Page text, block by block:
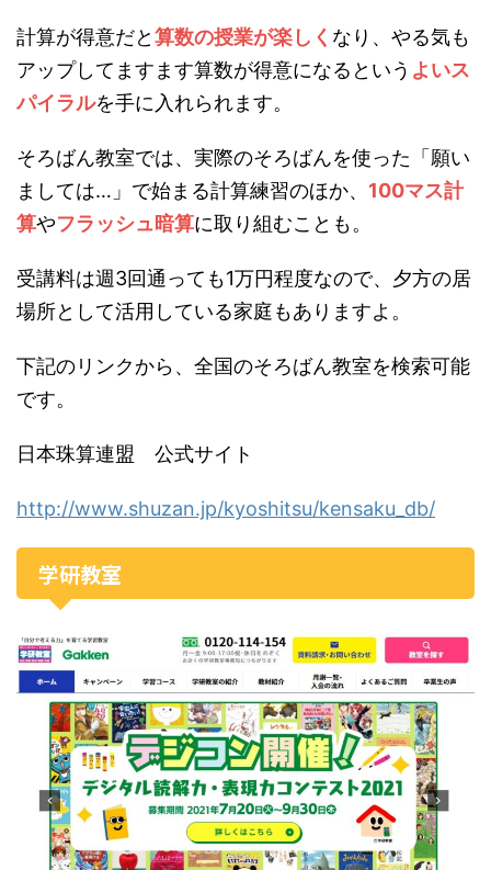
計算が得意だと算数の授業が楽しく なり、やる気も
アップしてますます算数が得意になるという よいス
パイラルを手に入れられます。
そろばん教室では、実際のそろばんを使った「願い
ましては…」で始まる計算練習のほか、 100マス計
算やフラッシュ暗算に取り組むことも。
受講料は週3回通っても1万円程度なので、夕方の居
場所として活用している家庭もありますよ。
下記のリンクから、全国のそろばん教室を検索可能
です。
日本珠算連盟 公式サイト
http://www.shuzan.jp/kyoshitsu/kensaku_db/
学研教室